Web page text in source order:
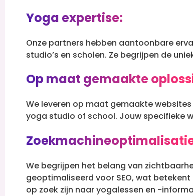
Yoga expertise:
Onze partners hebben aantoonbare
studio’s en scholen. Ze begrijpen de
Op maat gemaakte
We leveren op maat gemaakte
yoga studio of school. Jouw specifieke
We begrijpen het belang van
geoptimaliseerd voor SEO, wat
op zoek zijn naar yogalessen en -